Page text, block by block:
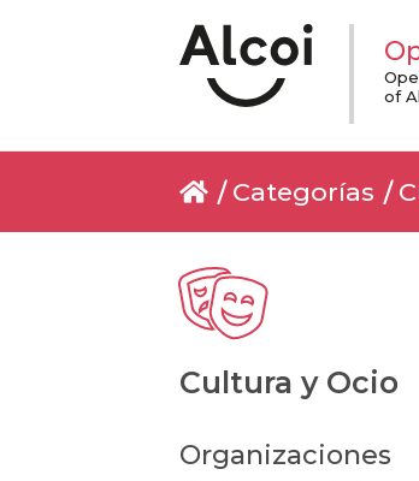
of
Categorías
Cultura y Ocio
Organizaciones